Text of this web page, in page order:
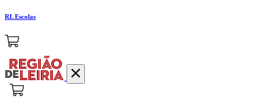
RL Escolas